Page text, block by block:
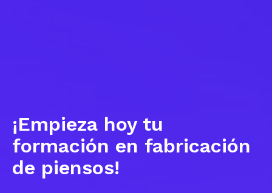
¡Empieza hoy tu
formación en fabricación
de piensos!